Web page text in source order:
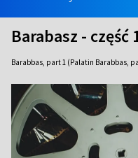
Barabasz - część
Barabbas, part 1 (Palatin Barabbas,